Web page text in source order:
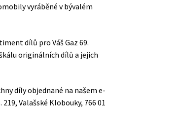
vyráběné v bývalém
dílů pro Váš Gaz 69.
originálních dílů a jejich
díly objednané na našem e-
Valašské Klobouky, 766 01